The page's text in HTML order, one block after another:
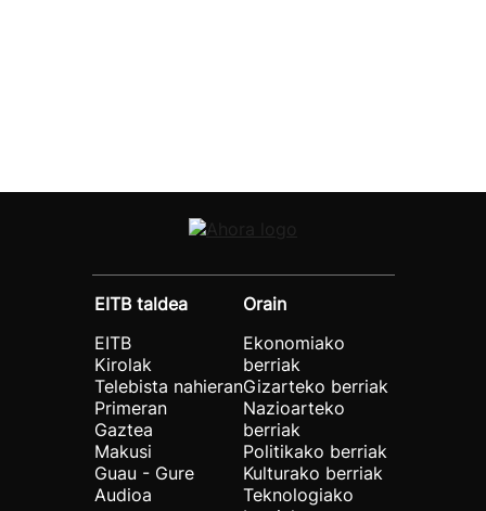
EITB taldea
EITB
Kirolak
Telebista nahieran
Primeran
Gaztea
Makusi
Guau - Gure
Audioa
Orain
Ekonomiako
berriak
Gizarteko berriak
Nazioarteko
berriak
Politikako berriak
Kulturako berriak
Teknologiako